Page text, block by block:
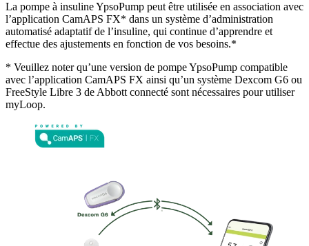
La pompe à insuline YpsoPump peut être utilisée en association avec
l’application CamAPS FX* dans un système d’administration
automatisé adaptatif de l’insuline, qui continue d’apprendre et
effectue des ajustements en fonction de vos besoins.*
* Veuillez noter qu’une version de pompe YpsoPump compatible
avec l’application CamAPS FX ainsi qu’un système Dexcom G6 ou
FreeStyle Libre 3 de Abbott connecté sont nécessaires pour utiliser
myLoop.